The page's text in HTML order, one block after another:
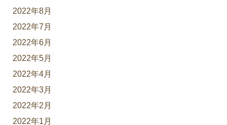
2022年8月
2022年7月
2022年6月
2022年5月
2022年4月
2022年3月
2022年2月
2022年1月